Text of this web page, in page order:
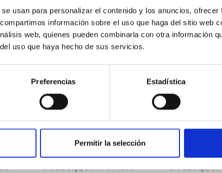
usan para personalizar el contenido y los anuncios,
información sobre el uso que haga del sitio web
web, quienes pueden combinarla con otra información
uso que haya hecho de sus servicios.
Preferencias Estadística
Permitir la selección
son
JUAN JESÚS ARMAS MARCELO:
“El IAC y sus Observatorios son
una burbuja, como un oasis
JUAN JESÚS
“El IAC y sus
una burbuja,